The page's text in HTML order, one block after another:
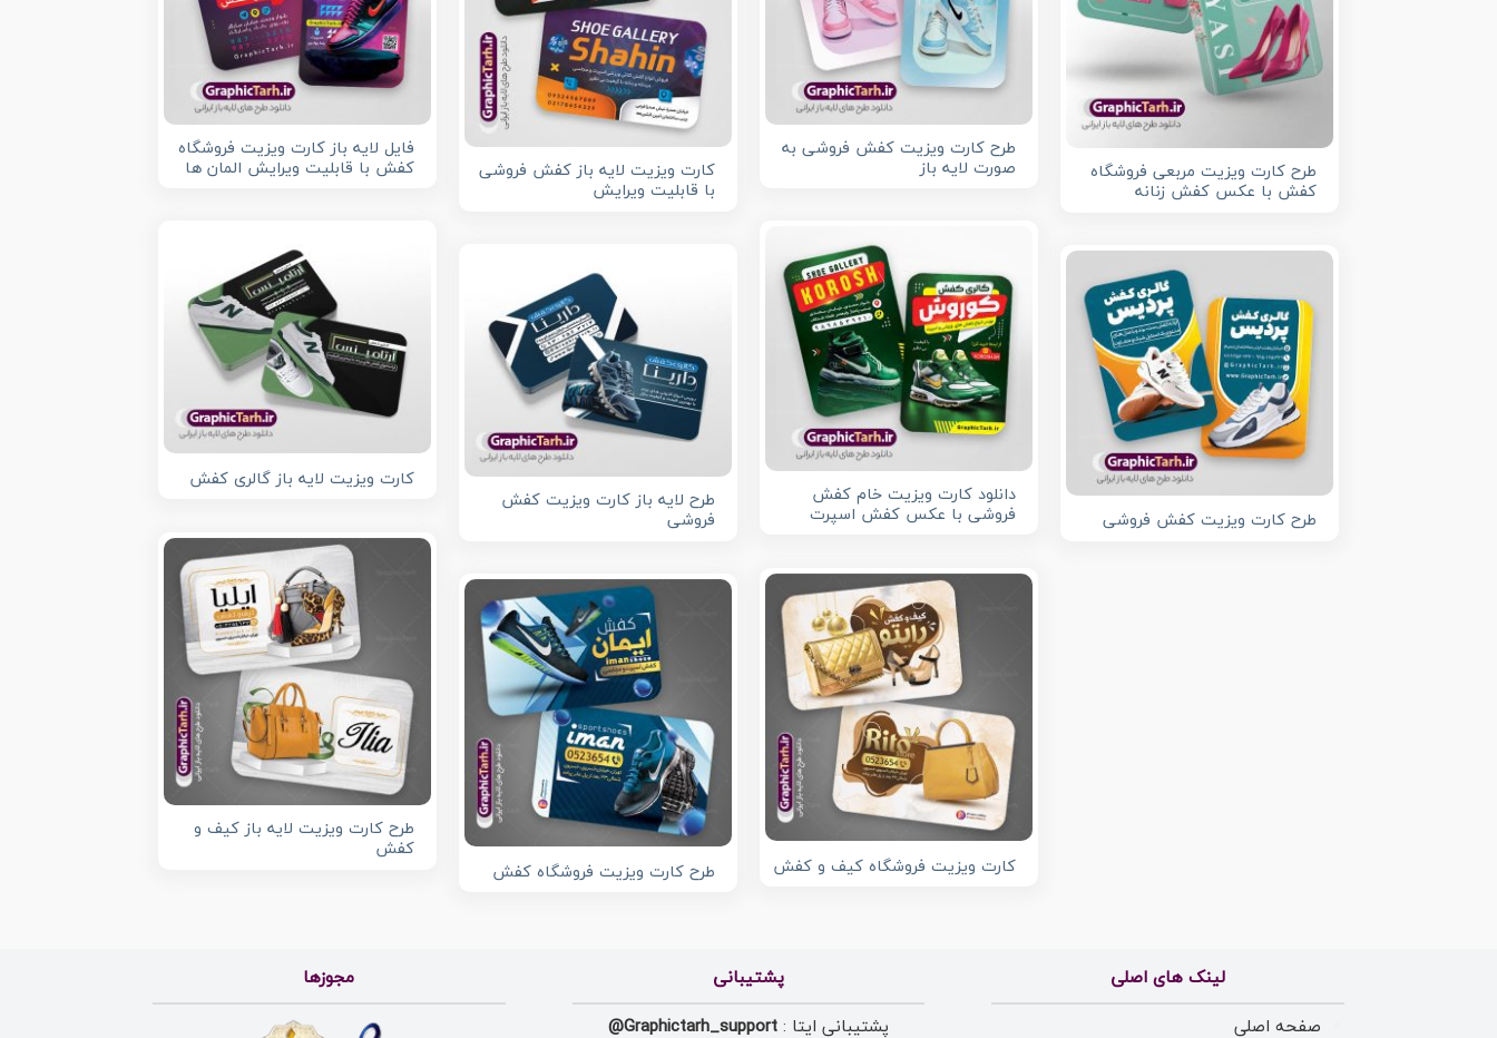
طرح کارت ویزیت مربعی فروشگاه
کفش با عکس کفش زنانه
طرح کارت ویزیت کفش فروشی به
صورت لایه باز
کارت ویزیت لایه باز کفش فروشی
با قابلیت ویرایش
فایل لایه باز کارت ویزیت فروشگاه
کفش با قابلیت ویرایش المان ها
دانلود کارت ویزیت خام کفش
فروشی با عکس کفش اسپرت
کارت ویزیت لایه باز گالری کفش
طرح لایه باز کارت ویزیت کفش
فروشی
طرح کارت ویزیت کفش فروشی
طرح کارت ویزیت لایه باز کیف و
کفش
کارت ویزیت فروشگاه کیف و کفش طرح کارت ویزیت فروشگاه کفش
لینک های اصلی
صفحه اصلی
پشتیبانی
پشتیبانی ایتا : Graphictarh_support@
مجوزها